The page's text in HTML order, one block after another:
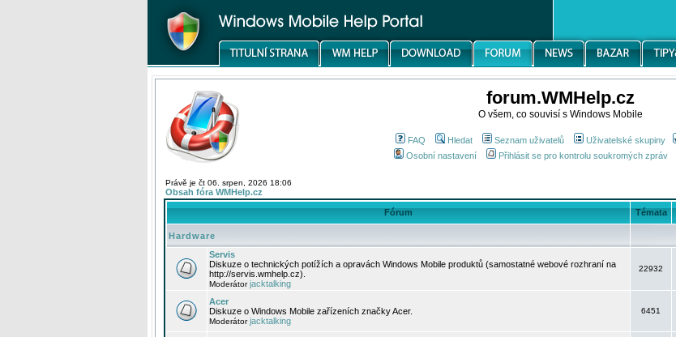
forum.WMHelp.cz
O všem, co souvisí s Windows Mobile
FAQ Hledat Seznam uživatelů Uživatelské skupiny
Osobní nastavení
Přihlásit se pro kontrolu soukromých zpráv
Právě je čt 06. srpen, 2026 18:06
Obsah fóra WMHelp.cz
Fórum Témata
Hardware
Servis
Diskuze o technických potížích a opravách Windows Mobile produktů (samostatné webové rozhraní na
http://servis.wmhelp.cz).
Moderátorjacktalking
22932
Acer
Diskuze o Windows Mobile zařízeních značky Acer.
Moderátorjacktalking
6451